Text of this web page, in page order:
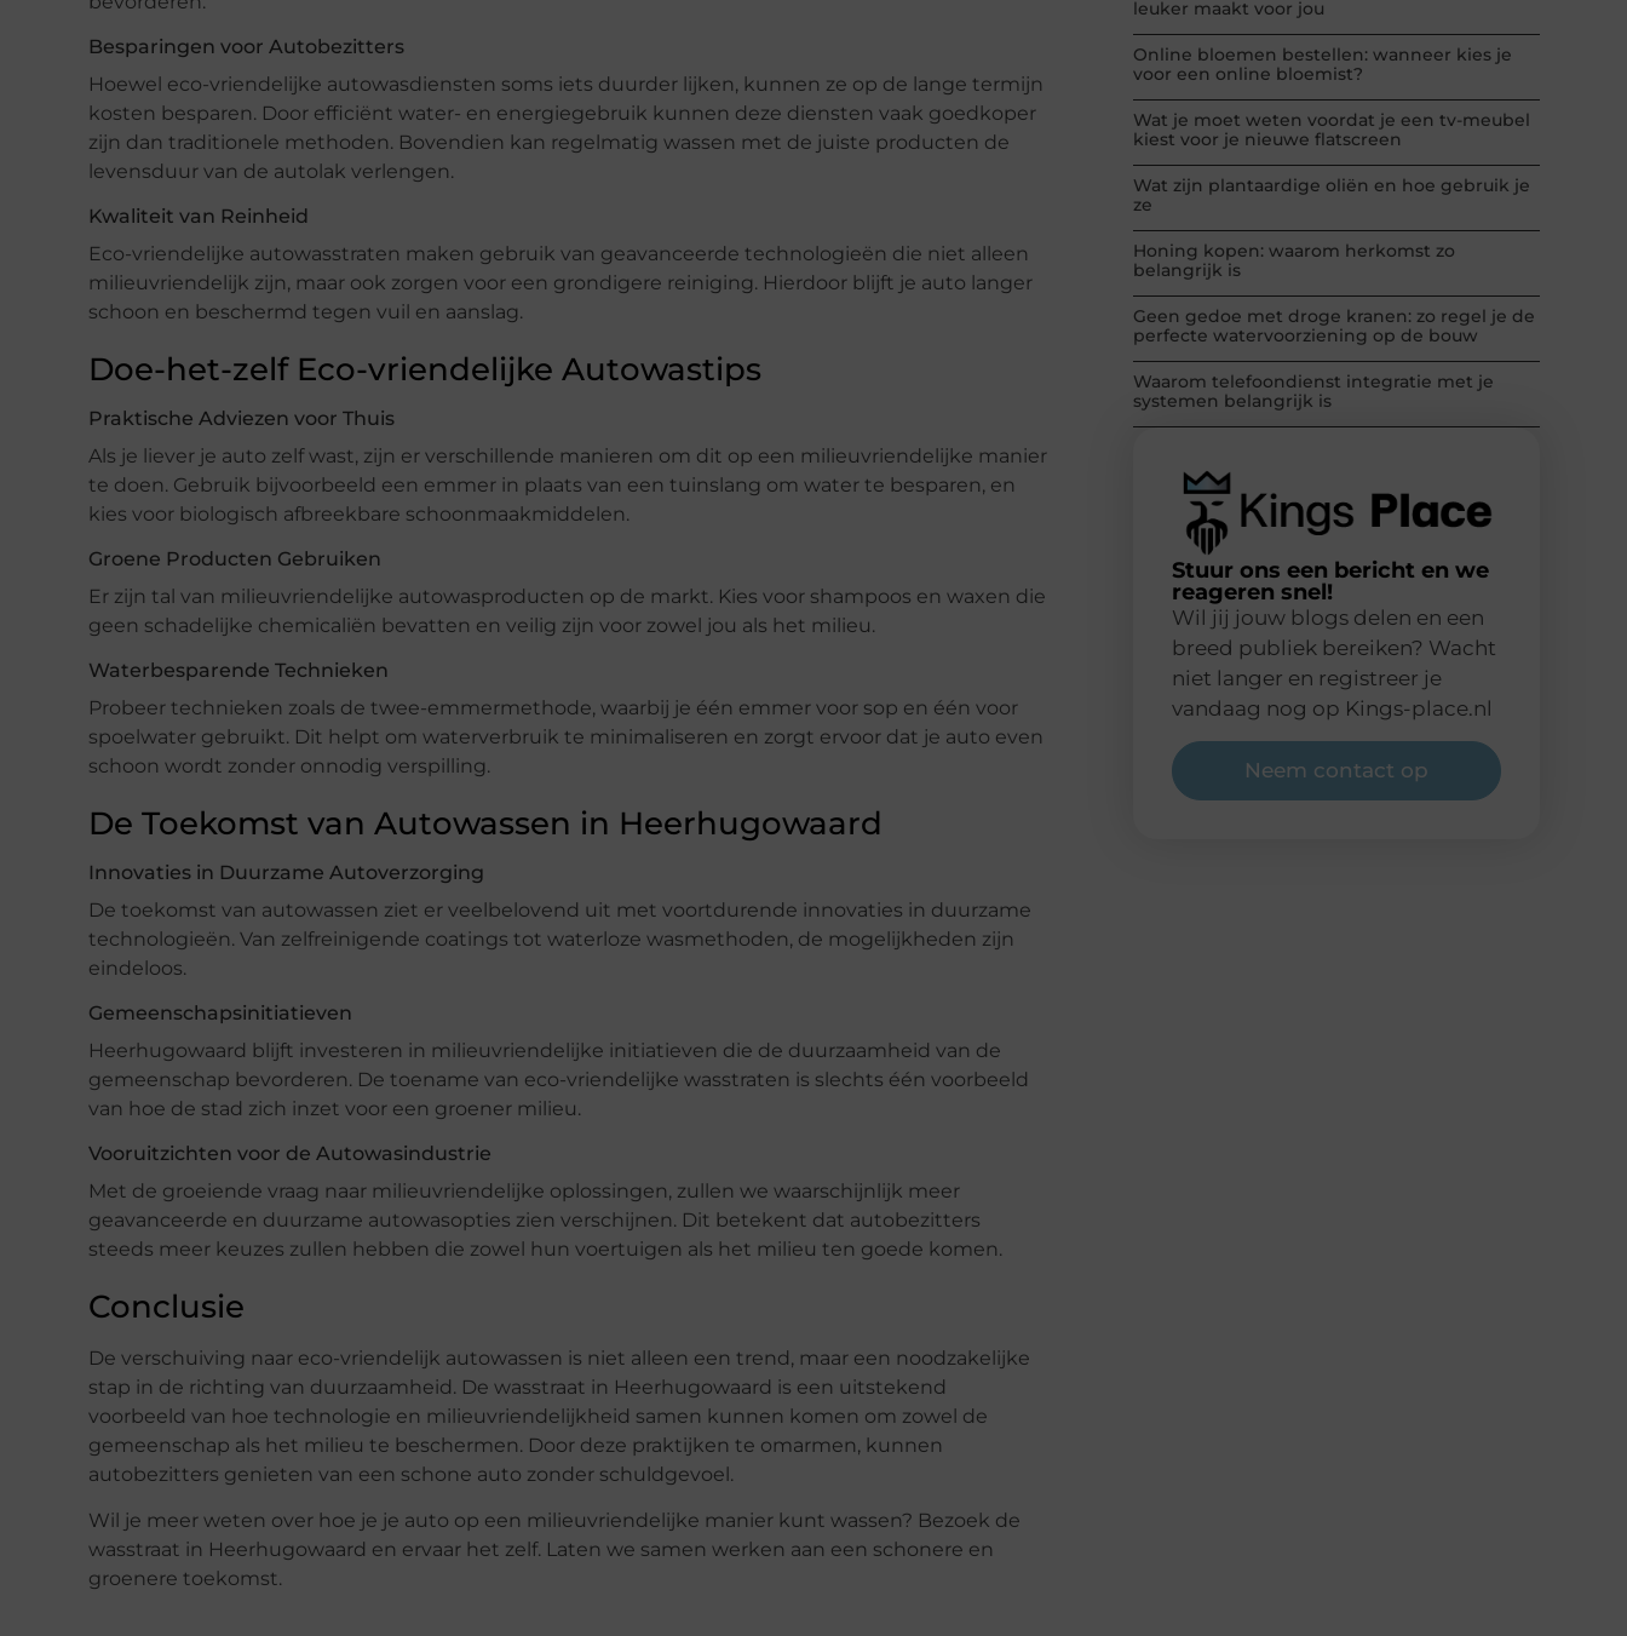
Besparingen voor Autobezitters
Hoewel eco-vriendelijke autowasdiensten soms iets duurder lijken, kunnen ze op de lange termijn
kosten besparen. Door efficiënt water- en energiegebruik kunnen deze diensten vaak goedkoper
zijn dan traditionele methoden. Bovendien kan regelmatig wassen met de juiste producten de
levensduur van de autolak verlengen.
Kwaliteit van Reinheid
Eco-vriendelijke autowasstraten maken gebruik van geavanceerde technologieën die niet alleen
milieuvriendelijk zijn, maar ook zorgen voor een grondigere reiniging. Hierdoor blijft je auto langer
schoon en beschermd tegen vuil en aanslag.
Doe-het-zelf Eco-vriendelijke Autowastips
Praktische Adviezen voor Thuis
Als je liever je auto zelf wast, zijn er verschillende manieren om dit op een milieuvriendelijke manier
te doen. Gebruik bijvoorbeeld een emmer in plaats van een tuinslang om water te besparen, en
kies voor biologisch afbreekbare schoonmaakmiddelen.
Groene Producten Gebruiken
Er zijn tal van milieuvriendelijke autowasproducten op de markt. Kies voor shampoos en waxen die
geen schadelijke chemicaliën bevatten en veilig zijn voor zowel jou als het milieu.
Waterbesparende Technieken
Probeer technieken zoals de twee-emmermethode, waarbij je één emmer voor sop en één voor
spoelwater gebruikt. Dit helpt om waterverbruik te minimaliseren en zorgt ervoor dat je auto even
schoon wordt zonder onnodig verspilling.
De Toekomst van Autowassen in Heerhugowaard
Innovaties in Duurzame Autoverzorging
De toekomst van autowassen ziet er veelbelovend uit met voortdurende innovaties in duurzame
technologieën. Van zelfreinigende coatings tot waterloze wasmethoden, de mogelijkheden zijn
eindeloos.
Gemeenschapsinitiatieven
Heerhugowaard blijft investeren in milieuvriendelijke initiatieven die de duurzaamheid van de
gemeenschap bevorderen. De toename van eco-vriendelijke wasstraten is slechts één voorbeeld
van hoe de stad zich inzet voor een groener milieu.
Vooruitzichten voor de Autowasindustrie
Met de groeiende vraag naar milieuvriendelijke oplossingen, zullen we waarschijnlijk meer
geavanceerde en duurzame autowasopties zien verschijnen. Dit betekent dat autobezitters
steeds meer keuzes zullen hebben die zowel hun voertuigen als het milieu ten goede komen.
Conclusie
De verschuiving naar eco-vriendelijk autowassen is niet alleen een trend, maar een noodzakelijke
stap in de richting van duurzaamheid. De wasstraat in Heerhugowaard is een uitstekend
voorbeeld van hoe technologie en milieuvriendelijkheid samen kunnen komen om zowel de
gemeenschap als het milieu te beschermen. Door deze praktijken te omarmen, kunnen
autobezitters genieten van een schone auto zonder schuldgevoel.
Wil je meer weten over hoe je je auto op een milieuvriendelijke manier kunt wassen? Bezoek de
wasstraat in Heerhugowaard en ervaar het zelf. Laten we samen werken aan een schonere en
groenere toekomst.
leuker maakt voor jou
Online bloemen bestellen: wanneer kies je
voor een online bloemist?
Wat je moet weten voordat je een tv-meubel
kiest voor je nieuwe flatscreen
Wat zijn plantaardige oliën en hoe gebruik je
ze
Honing kopen: waarom herkomst zo
belangrijk is
Geen gedoe met droge kranen: zo regel je de
perfecte watervoorziening op de bouw
Waarom telefoondienst integratie met je
systemen belangrijk is
Stuur ons een bericht en we
reageren snel!
Wil jij jouw blogs delen en een
breed publiek bereiken? Wacht
niet langer en registreer je
vandaag nog op Kings-place.nl
Neem contact op